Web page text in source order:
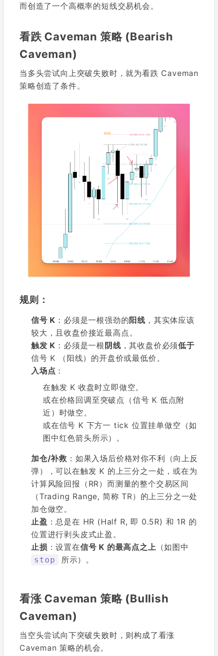
而创造了一个高概率的短线交易机会。
看跌 Caveman 策略 (Bearish
Caveman)
当多头尝试向上突破失败时，就为看跌 Caveman
策略创造了条件。
规则：
信号 K ：必须是一根强劲的阳线 ，其实体应该
较大，且收盘价接近最高点。
触发 K ：必须是一根阴线 ，其收盘价必须低于
信号 K （阳线）的开盘价或最低价。
入场点 ：
在触发 K 收盘时立即做空。
或在价格回调至突破点（信号 K 低点附
近）时做空。
或在信号 K 下方一 tick 位置挂单做空（如
图中红色箭头所示）。
加仓/补救 ：如果入场后价格对你不利（向上反
弹），可以在触发 K 的上三分之一处，或在为
计算风险回报（RR）而测量的整个交易区间
（Trading Range, 简称 TR）的上三分之一处
加仓做空。
止盈 ：总是在 HR (Half R, 即 0.5R) 和 1R 的
位置进行剥头皮式止盈。
止损 ：设置在信号 K 的最高点之上 （如图中
stop 所示）。
看涨 Caveman 策略 (Bullish
Caveman)
当空头尝试向下突破失败时，则构成了看涨
Caveman 策略的机会。